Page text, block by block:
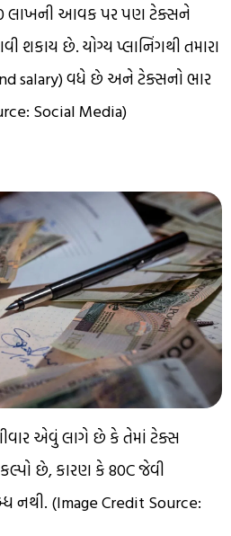
લાખની આવક પર પણ ટેક્સને
શકાય છે. યોગ્ય પ્લાનિંગથી તમારા
salary) વધે છે અને ટેક્સનો ભાર
Social Media)
એવું લાગે છે કે તેમાં ટેક્સ
છે, કારણ કે 80C જેવી
નથી. (Image Credit Source: